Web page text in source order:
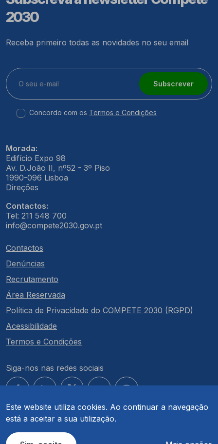
Este website utiliza cookies. Ao continuar a navegação
está a aceitar a sua utilização.
2030
Receba primeiro todas as novidades no seu email
Subscrever
Concordo com os Termos e Condições
Morada:
Edifício Expo 98
Av. D.João II, nº52 - 3º Piso
1990-096 Lisboa
Direções
Contactos:
Tel: 211 548 700
info@compete2030.gov.pt
Contactos
Denúncias
Recrutamento
Área Reservada
Política de Privacidade do COMPETE 2030 (RGPD)
Acessibilidade
Termos e Condições
Siga-nos nas redes sociais
© COMPETE 2030. Todos os direitos reservados.